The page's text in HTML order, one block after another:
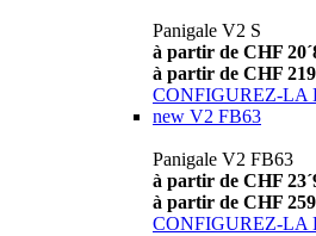
Panigale V2 S
à partir de CHF
à partir de CHF
CONFIGUREZ-LA
new V2 FB63
Panigale V2 FB63
à partir de CHF
à partir de CHF
CONFIGUREZ-LA